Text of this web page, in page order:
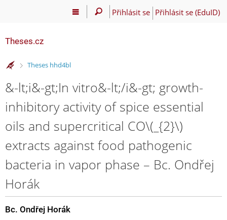
Přihlásit se Přihlásit se (EduID)
Theses.cz
>
Theses hhd4bl
&-lt;i&-gt;In vitro&-lt;/i&-gt; growth-
inhibitory activity of spice essential
oils and supercritical CO\(_{2}\)
extracts against food pathogenic
bacteria in vapor phase – Bc. Ondřej
Horák
Bc. Ondřej Horák